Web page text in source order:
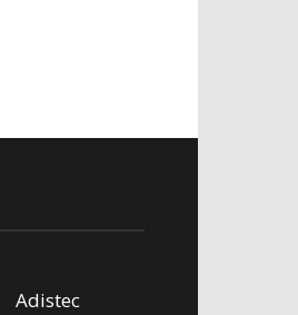
Adistec